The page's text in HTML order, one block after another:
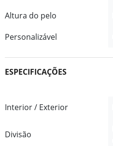
Altura do pelo
Personalizável
ESPECIFICAÇÕES
Interior / Exterior
Divisão